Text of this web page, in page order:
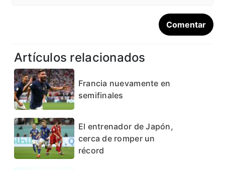
Artículos relacionados
Francia nuevamente en
semifinales
El entrenador de Japón,
cerca de romper un
récord